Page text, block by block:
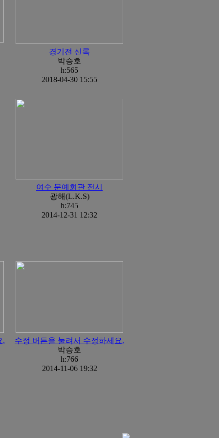
경기전 신록
박승호
h:565
2018-04-30 15:55
여수 문예회관 전시
광해(L.K.S)
h:745
2014-12-31 12:32
.
수정 버튼을 눌려서 수정하세요.
박승호
h:766
2014-11-06 19:32